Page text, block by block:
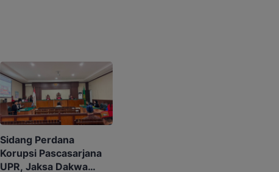
Sidang Perdana
Korupsi Pascasarjana
UPR, Jaksa Dakwa